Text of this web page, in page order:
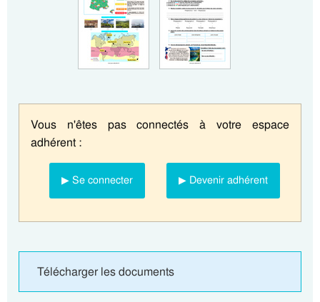
Vous n'êtes pas connectés à votre espace
adhérent :
▶ Se connecter ▶ Devenir adhérent
Télécharger les documents